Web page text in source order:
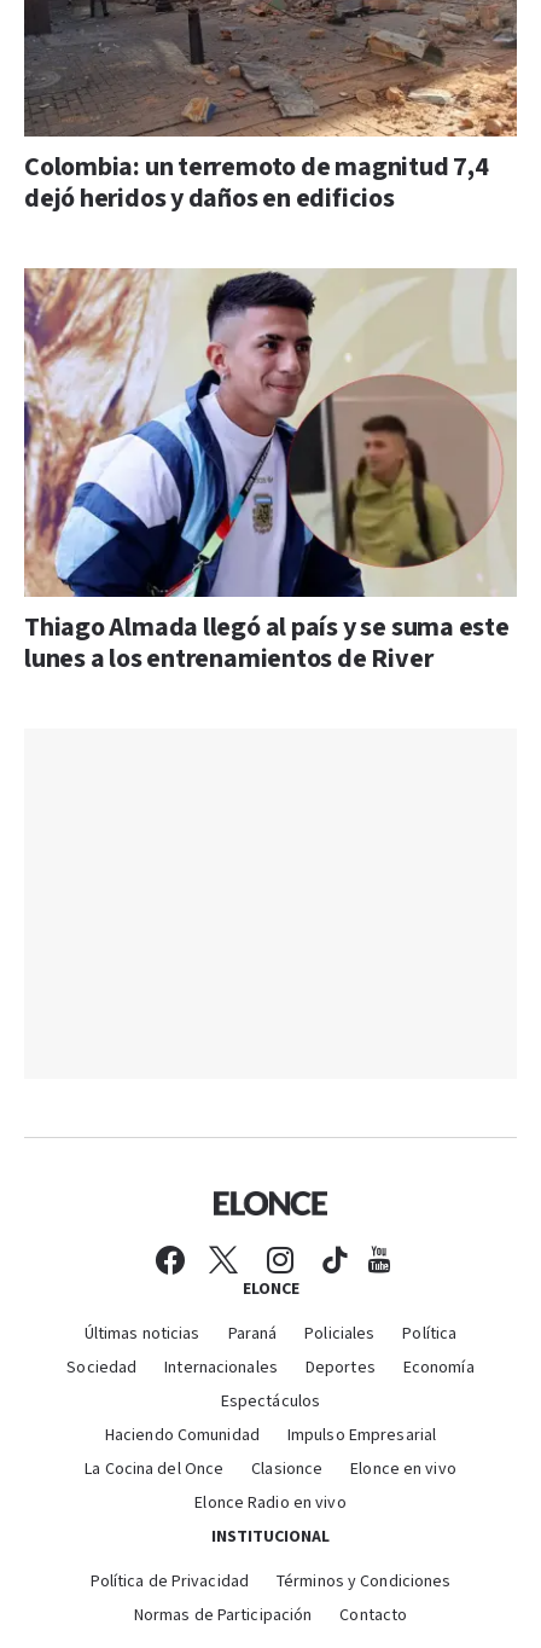
Colombia: un terremoto de magnitud 7,4
dejó heridos y daños en edificios
Thiago Almada llegó al país y se suma este
lunes a los entrenamientos de River
ELONCE
Últimas noticias Paraná Policiales
Política
Sociedad
Internacionales Deportes
Economía
Espectáculos
Haciendo Comunidad
Impulso Empresarial
La Cocina del Once
Clasionce
Elonce en vivo
Elonce Radio en vivo
INSTITUCIONAL
Política de Privacidad
Términos y Condiciones
Normas de Participación
Contacto